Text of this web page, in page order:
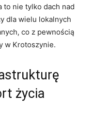
to nie tylko dach nad
dla wielu lokalnych
co z pewnością
w Krotoszynie.
życia